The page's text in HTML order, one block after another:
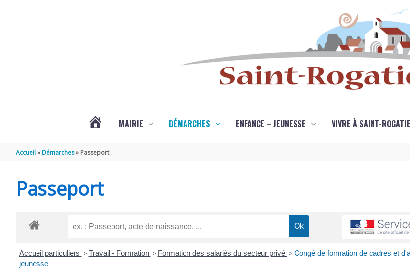
ROGATIEN
MAIRIE DÉMARCHES ENFANCE – JEUNESSE VIVRE À SAINT-
Accueil Démarches Passeport
Passeport
Accueil particuliers > Travail - Formation > Formation des salariés du secteur privé > Congé de formation de cadres et
jeunesse